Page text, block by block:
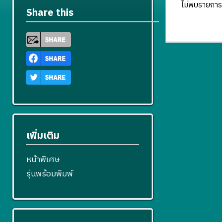
ไม่พบรายกา
Share this
เพิ่มเติม
หน้าพิเศษ
รุ่นพร้อมพิมพ์